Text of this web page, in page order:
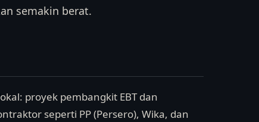
semakin berat.
proyek pembangkit EBT dan
seperti PP (Persero), Wika, dan